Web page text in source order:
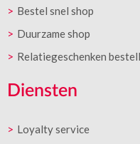
Bestel snel shop
Duurzame shop
Relatiegeschenken
Diensten
Loyalty service